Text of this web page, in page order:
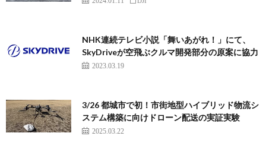
NHK連続テレビ小説「舞いあがれ！」にて、
SkyDriveが空飛ぶクルマ開発部分の原案に協力
2023.03.19
3/26 都城市で初！市街地型ハイブリッド物流シ
ステム構築に向けドローン配送の実証実験
2025.03.22